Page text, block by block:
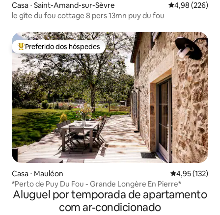
Casa ⋅ Saint-Amand-sur-Sèvre 4,98 de uma
4,98 (226)
le gîte du fou cottage 8 pers 13mn puy du fou
Entre os melhores preferidos dos hóspedes
Preferido dos hóspedes
Casa ⋅ Mauléon 4,95 de uma
4,95 (132)
*Perto de Puy Du Fou - Grande Longère En Pierre*
Aluguel por temporada de apartamento
com ar-condicionado